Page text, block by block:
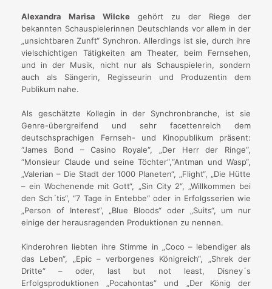
Alexandra Marisa Wilcke gehört zu der Riege der
bekannten Schauspielerinnen Deutschlands vor allem in der
„unsichtbaren Zunft“ Synchron. Allerdings ist sie, durch ihre
vielschichtigen Tätigkeiten am Theater, beim Fernsehen,
und in der Musik, nicht nur als Schauspielerin, sondern
auch als Sängerin, Regisseurin und Produzentin dem
Publikum nahe.
Als geschätzte Kollegin in der Synchronbranche, ist sie
Genre-übergreifend und sehr facettenreich dem
deutschsprachigen Fernseh- und Kinopublikum präsent:
“James Bond – Casino Royale“, „Der Herr der Ringe“,
“Monsieur Claude und seine Töchter“,“Antman und Wasp“,
„Valerian – Die Stadt der 1000 Planeten“, „Flight“, „Die Hütte
– ein Wochenende mit Gott“, „Sin City 2“, „Willkommen bei
den Sch´tis“, “7 Tage in Entebbe“ oder in Erfolgsserien wie
„Person of Interest“, „Blue Bloods“ oder „Suits“, um nur
einige der herausragenden Produktionen zu nennen.
Kinderohren liebten ihre Stimme in „Coco – lebendiger als
das Leben“, „Epic – verborgenes Königreich“, „Shrek der
Dritte“ – oder, last but not least, Disney´s
Erfolgsproduktionen „Pocahontas” und „Der König der